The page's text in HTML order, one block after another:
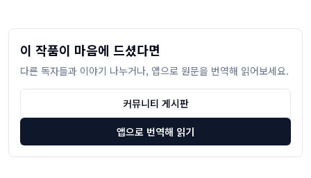
이 작품이 마음에 드셨다면
다른 독자들과 이야기 나누거나, 앱으로 원문을 번역해 읽어보세요.
커뮤니티 게시판
앱으로 번역해 읽기